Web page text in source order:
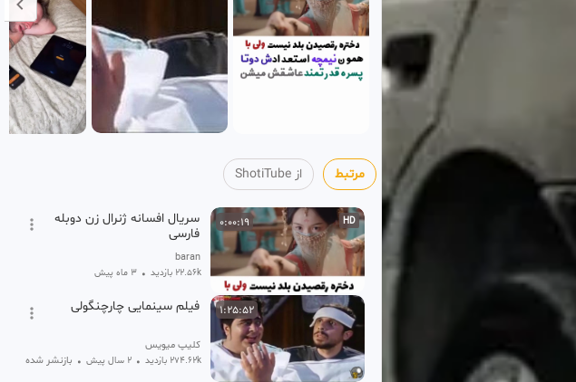
مرتبط از ShotiTube
HD
0:00:19
سریال افسانه ژنرال زن دوبله
فارسی
baran
22.56k بازدید • 3 ماه پیش
1:25:52 فیلم سینمایی چارچنگولی
کلیپ میویس
274.62k بازدید • 2 سال پیش • بازنشر شده